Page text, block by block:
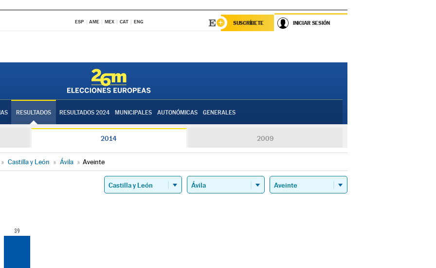
ESP AME MEX CAT ENG SUSCRÍBETE INICIAR SESIÓN
RESULTADOS RESULTADOS 2024 MUNICIPALES AUTONÓMICAS GENERALES
2014 2009
» Castilla y León » Ávila » Aveinte
39